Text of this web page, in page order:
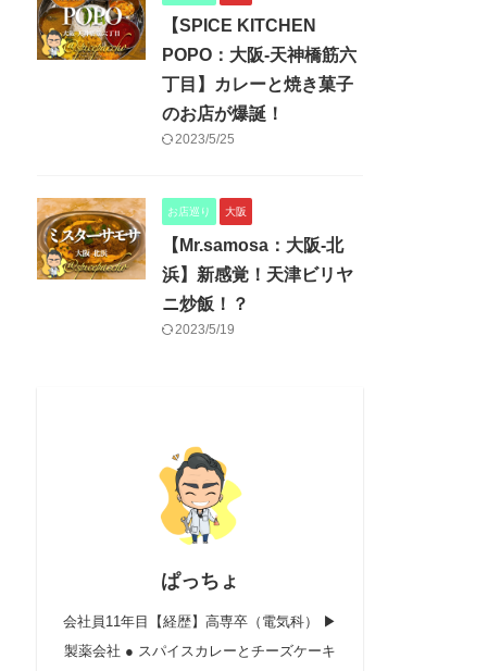
【SPICE KITCHEN
POPO：大阪-天神橋筋六
丁目】カレーと焼き菓子
のお店が爆誕！
2023/5/25
お店巡り 大阪
【Mr.samosa：大阪-北
浜】新感覚！天津ビリヤ
ニ炒飯！？
2023/5/19
ぱっちょ
会社員11年目【経歴】高専卒（電気科） ▶︎
製薬会社 ● スパイスカレーとチーズケーキ